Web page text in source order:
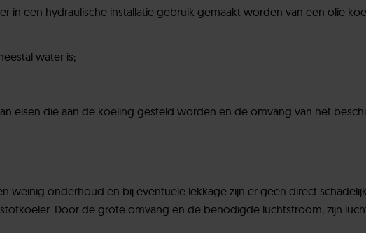
in een hydraulische installatie gebruik gemaakt worden van een olie
water is;
eisen die aan de koeling gesteld worden en de omvang van het
weinig onderhoud en bij eventuele lekkage zijn er geen direct
Door de grote omvang en de benodigde luchtstroom, zijn